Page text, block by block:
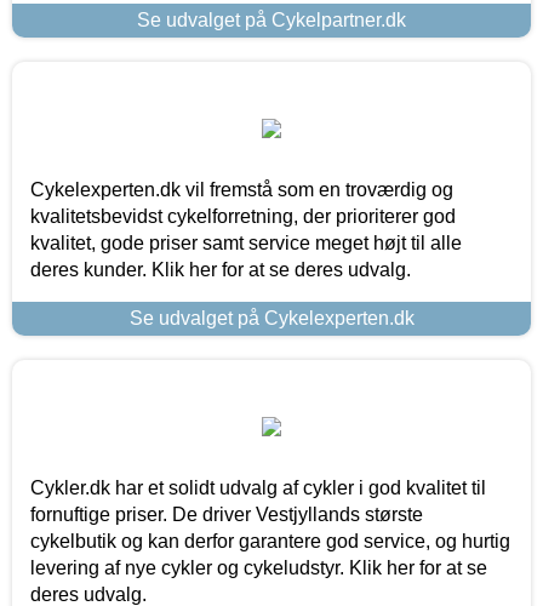
Se udvalget på Cykelpartner.dk
Cykelexperten.dk vil fremstå som en troværdig og
kvalitetsbevidst cykelforretning, der prioriterer god
kvalitet, gode priser samt service meget højt til alle
deres kunder. Klik her for at se deres udvalg.
Se udvalget på Cykelexperten.dk
Cykler.dk har et solidt udvalg af cykler i god kvalitet til
fornuftige priser. De driver Vestjyllands største
cykelbutik og kan derfor garantere god service, og hurtig
levering af nye cykler og cykeludstyr. Klik her for at se
deres udvalg.